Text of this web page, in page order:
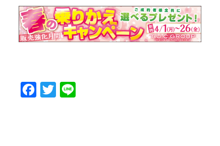
Facebook
Twitter